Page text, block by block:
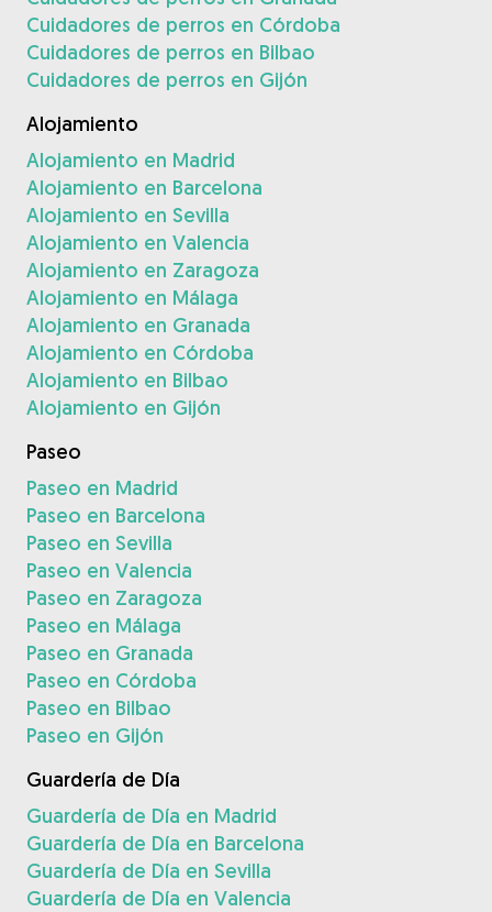
Cuidadores de perros en Córdoba
Cuidadores de perros en Bilbao
Cuidadores de perros en Gijón
Alojamiento
Alojamiento en Madrid
Alojamiento en Barcelona
Alojamiento en Sevilla
Alojamiento en Valencia
Alojamiento en Zaragoza
Alojamiento en Málaga
Alojamiento en Granada
Alojamiento en Córdoba
Alojamiento en Bilbao
Alojamiento en Gijón
Paseo
Paseo en Madrid
Paseo en Barcelona
Paseo en Sevilla
Paseo en Valencia
Paseo en Zaragoza
Paseo en Málaga
Paseo en Granada
Paseo en Córdoba
Paseo en Bilbao
Paseo en Gijón
Guardería de Día
Guardería de Día en Madrid
Guardería de Día en Barcelona
Guardería de Día en Sevilla
Guardería de Día en Valencia